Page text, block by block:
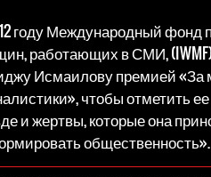
году Международный фонд
работающих в СМИ,
Исмаилову премией «За
чтобы отметить
и жертвы, которые она
общественность».